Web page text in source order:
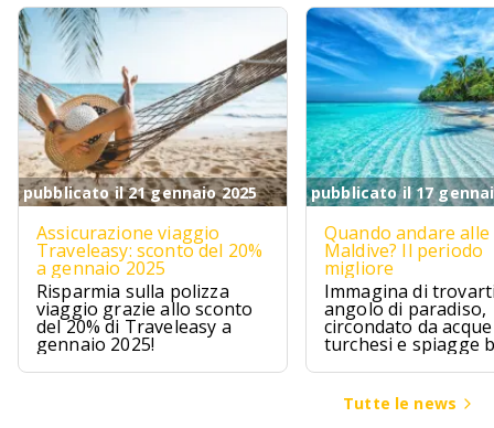
pubblicato il 21 gennaio 2025
Assicurazione viaggio
Traveleasy: sconto del 20%
a gennaio 2025
Risparmia sulla polizza
viaggio grazie allo sconto
del 20% di Traveleasy a
gennaio 2025!
pubblicato il 17
Quando andare alle
Maldive? Il periodo
migliore
Immagina di
angolo di paradiso,
circondato da acque
turchesi e spiagge
Le Maldive sono
questo, un sogno
avvera per chi
un pizzico di
Tutte le news